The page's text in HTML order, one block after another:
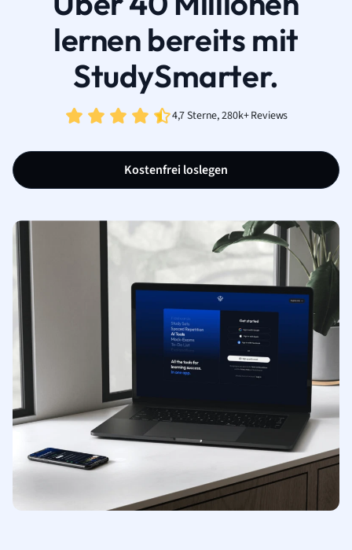
lernen bereits mit
StudySmarter.
4,7 Sterne, 280k+ Reviews
Kostenfrei loslegen